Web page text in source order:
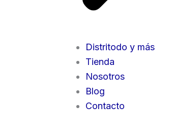
Distritodo y más
Tienda
Nosotros
Blog
Contacto